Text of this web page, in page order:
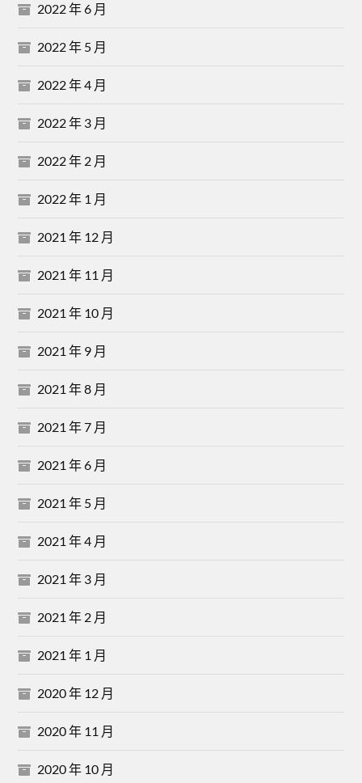
2022 年 6 月
2022 年 5 月
2022 年 4 月
2022 年 3 月
2022 年 2 月
2022 年 1 月
2021 年 12 月
2021 年 11 月
2021 年 10 月
2021 年 9 月
2021 年 8 月
2021 年 7 月
2021 年 6 月
2021 年 5 月
2021 年 4 月
2021 年 3 月
2021 年 2 月
2021 年 1 月
2020 年 12 月
2020 年 11 月
2020 年 10 月